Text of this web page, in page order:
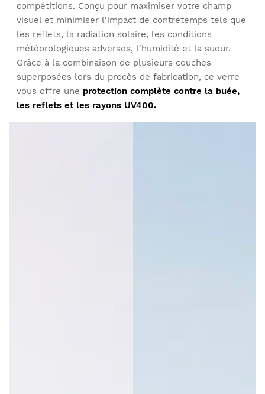
Vous pouvez facilement retourner un produit de votre
commande depuis votre compte utilisateur.
Remboursement à votre moyen de
paiement originel
À partir de$9.95
compétitions. Conçu pour maximiser votre champ
visuel et minimiser l'impact de contretemps tels que
les reflets, la radiation solaire, les conditions
météorologiques adverses, l'humidité et la sueur.
Grâce à la combinaison de plusieurs couches
superposées lors du procès de fabrication, ce verre
vous offre une protection complète contre la buée,
les reflets et les rayons UV400.